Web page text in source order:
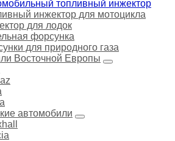
топливный инжектор
инжектор для мотоцикла
для лодок
форсунка
для природного газа
Восточной Европы
автомобили